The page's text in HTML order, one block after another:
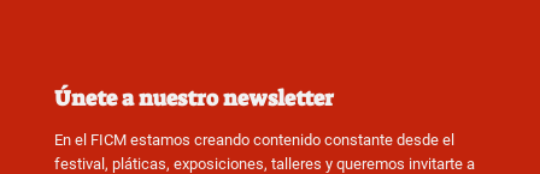
Únete a nuestro newsletter
En el FICM estamos creando contenido constante desde el
festival, pláticas, exposiciones, talleres y queremos invitarte a